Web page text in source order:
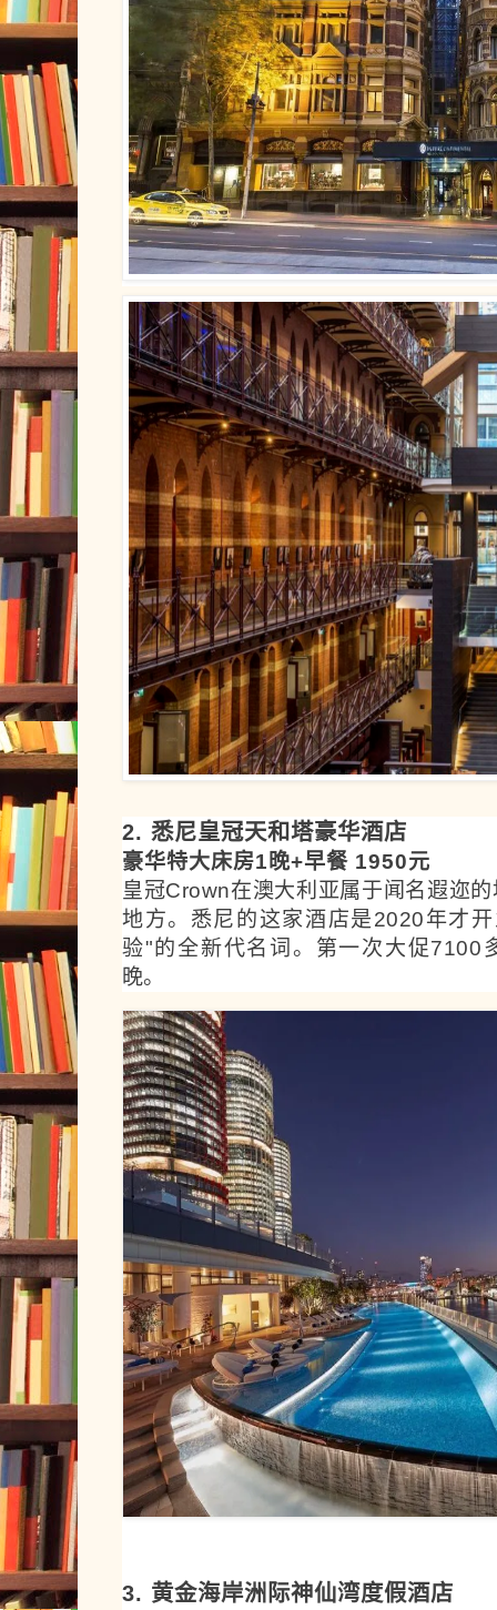
2. 悉尼皇冠天和塔豪华酒店
豪华特大床房1晚+早餐 1950元
皇冠Crown在澳大利亚属于闻名遐迩
地方。悉尼的这家酒店是2020年才
验"的全新代名词。第一次大促7100
晚。
3. 黄金海岸洲际神仙湾度假酒店